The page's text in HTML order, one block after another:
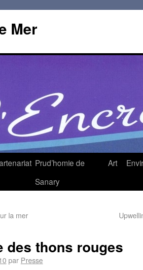
Mer
Prud’homie de
Sanary
Art
la mer
des thons rouges
par Presse